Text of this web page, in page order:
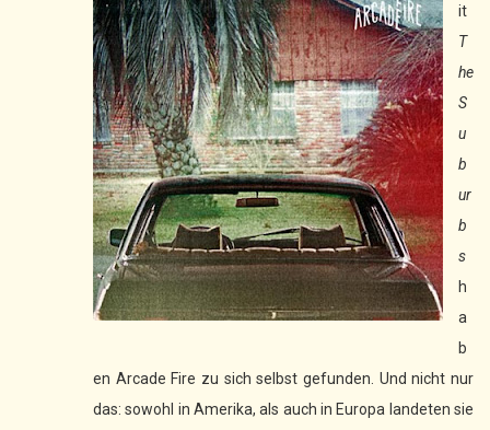
it
T
he
S
u
b
ur
b
s
h
a
b
en Arcade Fire zu sich selbst gefunden. Und nicht nur
das: sowohl in Amerika, als auch in Europa landeten sie